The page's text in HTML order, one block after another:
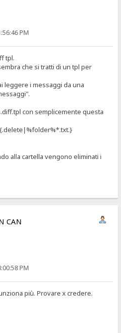
PM
tpl.
che si tratti di un tpl per
leggere i messaggi da una
con semplicemente questa
alla cartella vengono eliminati i
CAN
PM
più. Provare x credere.